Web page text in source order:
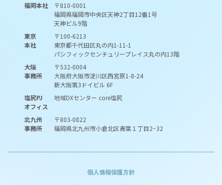
福岡本社
〒810-0001
福岡県福岡市中央区天神2丁目12番1号
天神ビル9階
東京
本社
〒100-6213
東京都千代田区丸の内1-11-1
パシフィックセンチュリープレイス丸の内13階
大阪
事務所
〒532-0004
大阪府大阪市淀川区西宮原1-8-24
新大阪第3ドイビル 6F
塩尻PJ
オフィス
地域DXセンター core塩尻
北九州
事務所
〒803-0822
福岡県北九州市小倉北区青葉１丁目2−32
個人情報保護方針